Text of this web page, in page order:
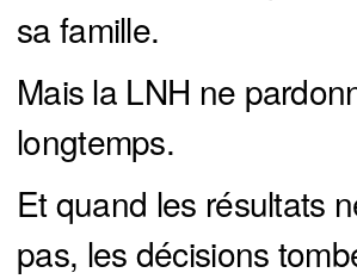
sa famille.
Mais la LNH ne
longtemps.
Et quand les résultats
pas, les décisions